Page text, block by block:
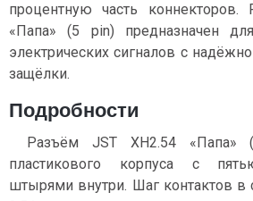
процентную часть
«Папа» (5 pin) предназначен
электрических сигналов c
защёлки.
Подробности
Разъём JST XH2.54 «Папа»
пластикового корпуса с
штырями внутри. Шаг контактов в